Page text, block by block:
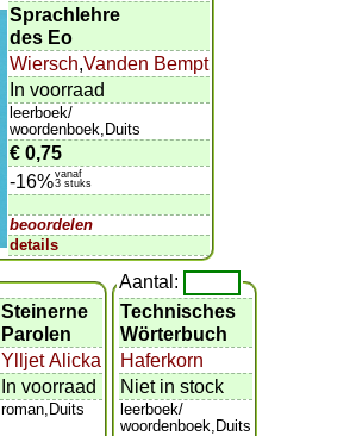
Sprachlehre
des Eo
Wiersch,Vanden Bempt
In voorraad
leerboek/
woordenboek,Duits
€ 0,75
-16%vanaf
3 stuks
beoordelen
details
Steinerne
Parolen
Ylljet Alicka
In voorraad
roman,Duits
Aantal:
Technisches
Wörterbuch
Haferkorn
Niet in stock
leerboek/
woordenboek,Duits